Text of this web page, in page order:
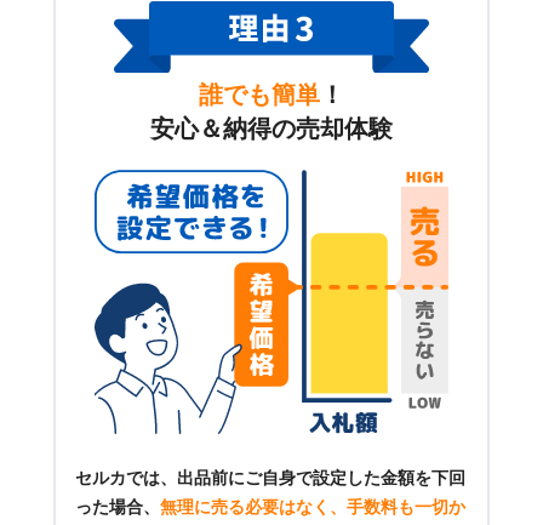
誰でも簡単 ！
安心＆納得の売却体験
セルカでは、出品前にご自身で設定した金額を下回
った場合、 無理に売る必要はなく、手数料も一切か